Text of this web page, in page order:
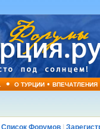
• О ТУРЦИИ•ВПЕЧАТЛЕНИЯ
Список Форумов|